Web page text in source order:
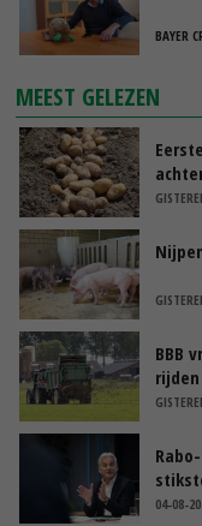
BAYER
MEEST GELEZEN
BBB
rijden
blijft
04-08-